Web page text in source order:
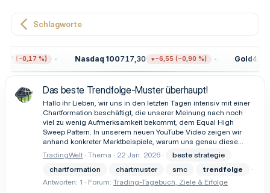
Schlagworte
(−0,17 %) Nasdaq 100717,30 −6,55 (−0,90 %) Gold
Das beste Trendfolge-Muster überhaupt!
Hallo ihr Lieben, wir uns in den letzten Tagen intensiv mit einer
Chartformation beschäftigt, die unserer Meinung nach noch
viel zu wenig Aufmerksamkeit bekommt, dem Equal High
Sweep Pattern. In unserem neuen YouTube Video zeigen wir
anhand konkreter Marktbeispiele, warum uns genau diese...
TradingWelt Thema 22 Jan. 2026
beste strategie
chartformation
chartmuster smc
trendfolge
Antworten: 1
Forum: Trading-Tagebuch, Ziele & Erfolge